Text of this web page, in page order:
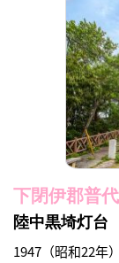
下閉伊郡普
陸中黒埼灯台
1947（昭和22年